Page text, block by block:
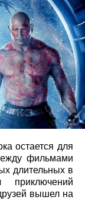
остается для
фильмами
длительных в
приключений
вышел на